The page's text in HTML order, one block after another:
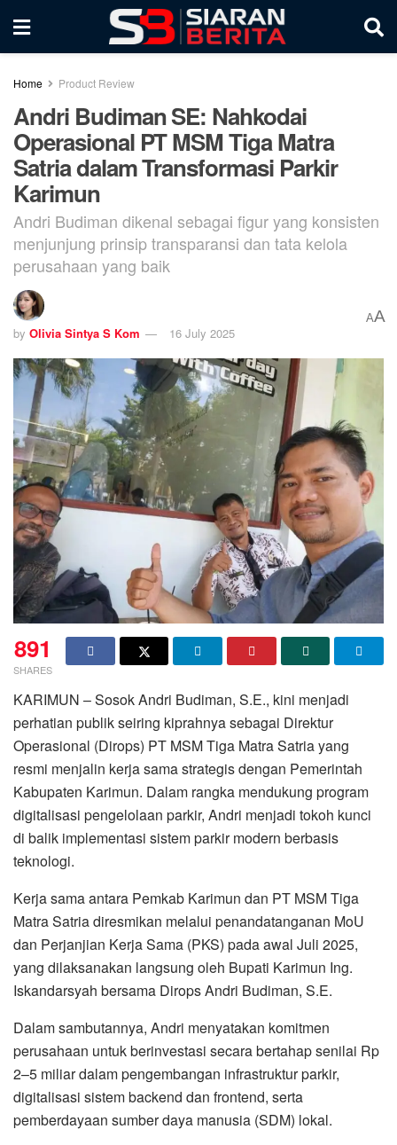
Home Product Review
Andri Budiman SE: Nahkodai
Operasional PT MSM Tiga Matra
Satria dalam Transformasi Parkir
Karimun
Andri Budiman dikenal sebagai figur yang konsisten
menjunjung prinsip transparansi dan tata kelola
perusahaan yang baik
by Olivia Sintya S Kom 16 July 2025
AA
891
SHARES
KARIMUN – Sosok Andri Budiman, S.E., kini menjadi
perhatian publik seiring kiprahnya sebagai Direktur
Operasional (Dirops) PT MSM Tiga Matra Satria yang
resmi menjalin kerja sama strategis dengan Pemerintah
Kabupaten Karimun. Dalam rangka mendukung program
digitalisasi pengelolaan parkir, Andri menjadi tokoh kunci
di balik implementasi sistem parkir modern berbasis
teknologi.
Kerja sama antara Pemkab Karimun dan PT MSM Tiga
Matra Satria diresmikan melalui penandatanganan MoU
dan Perjanjian Kerja Sama (PKS) pada awal Juli 2025,
yang dilaksanakan langsung oleh Bupati Karimun Ing.
Iskandarsyah bersama Dirops Andri Budiman, S.E.
Dalam sambutannya, Andri menyatakan komitmen
perusahaan untuk berinvestasi secara bertahap senilai Rp
2–5 miliar dalam pengembangan infrastruktur parkir,
digitalisasi sistem backend dan frontend, serta
pemberdayaan sumber daya manusia (SDM) lokal.